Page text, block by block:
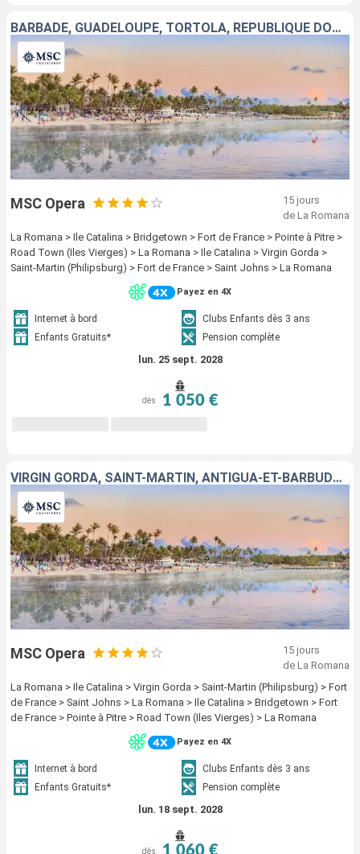
BARBADE, GUADELOUPE, TORTOLA, RÉPUBLIQUE DOMINICAINE, VIRGIN GORDA, SAINT-MARTIN, MARTINIQUE, ANTIGUA-ET-BARBUDA
MSC Opera
15 jours
de La Romana
La Romana > Ile Catalina > Bridgetown > Fort de France > Pointe à Pitre >
Road Town (Iles Vierges) > La Romana > Ile Catalina > Virgin Gorda >
Saint-Martin (Philipsburg) > Fort de France > Saint Johns > La Romana
Payez en 4X
Internet à bord
Clubs Enfants dès 3 ans
Enfants Gratuits*
Pension complète
lun. 25 sept. 2028
dès 1 050 €
VIRGIN GORDA, SAINT-MARTIN, ANTIGUA-ET-BARBUDA, BARBADE, MARTINIQUE, GUADELOUPE, TORTOLA, RÉPUBLIQUE DOMINICAINE
MSC Opera
15 jours
de La Romana
La Romana > Ile Catalina > Virgin Gorda > Saint-Martin (Philipsburg) > Fort
de France > Saint Johns > La Romana > Ile Catalina > Bridgetown > Fort
de France > Pointe à Pitre > Road Town (Iles Vierges) > La Romana
Payez en 4X
Internet à bord
Clubs Enfants dès 3 ans
Enfants Gratuits*
Pension complète
lun. 18 sept. 2028
dès